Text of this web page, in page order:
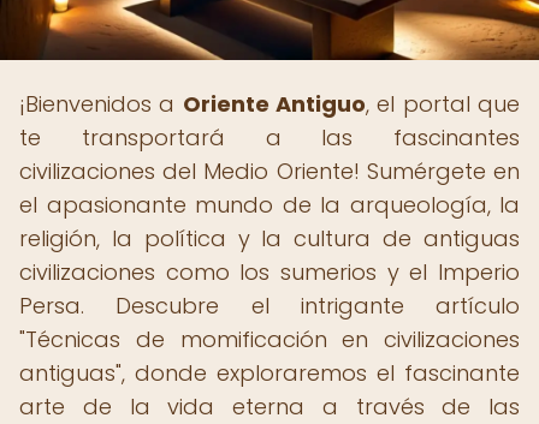
¡Bienvenidos a Oriente Antiguo, el portal que
te transportará a las fascinantes
civilizaciones del Medio Oriente! Sumérgete en
el apasionante mundo de la arqueología, la
religión, la política y la cultura de antiguas
civilizaciones como los sumerios y el Imperio
Persa. Descubre el intrigante artículo
"Técnicas de momificación en civilizaciones
antiguas", donde exploraremos el fascinante
arte de la vida eterna a través de las